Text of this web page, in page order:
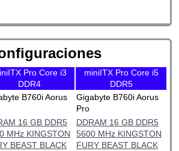
Pro Core i3
DDR4
miniITX Pro Core i5
DDR5
B760i Aorus
Gigabyte B760i Aorus
Pro
16 GB DDR5
MHz KINGSTON
BEAST BLACK
DDRAM 16 GB DDR5
5600 MHz KINGSTON
FURY BEAST BLACK